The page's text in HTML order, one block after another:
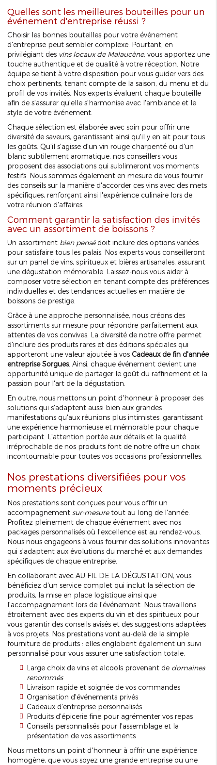
Quelles sont les meilleures bouteilles pour un
événement d'entreprise réussi ?
Choisir les bonnes bouteilles pour votre événement
d'entreprise peut sembler complexe. Pourtant, en
privilégiant des vins locaux de Malaucène, vous apportez une
touche authentique et de qualité à votre réception. Notre
équipe se tient à votre disposition pour vous guider vers des
choix pertinents, tenant compte de la saison, du menu et du
profil de vos invités. Nos experts évaluent chaque bouteille
afin de s'assurer qu'elle s'harmonise avec l'ambiance et le
style de votre événement.
Chaque sélection est élaborée avec soin pour offrir une
diversité de saveurs, garantissant ainsi qu'il y en ait pour tous
les goûts. Qu'il s'agisse d'un vin rouge charpenté ou d'un
blanc subtilement aromatique, nos conseillers vous
proposent des associations qui sublimeront vos moments
festifs. Nous sommes également en mesure de vous fournir
des conseils sur la manière d'accorder ces vins avec des mets
spécifiques, renforçant ainsi l'expérience culinaire lors de
votre réunion d'affaires.
Comment garantir la satisfaction des invités
avec un assortiment de boissons ?
Un assortiment bien pensédoit inclure des options variées
pour satisfaire tous les palais. Nos experts vous conseilleront
sur un panel de vins, spiritueux et bières artisanales, assurant
une dégustation mémorable. Laissez-nous vous aider à
composer votre sélection en tenant compte des préférences
individuelles et des tendances actuelles en matière de
boissons de prestige.
Grâce à une approche personnalisée, nous créons des
assortiments sur mesure pour répondre parfaitement aux
attentes de vos convives. La diversité de notre offre permet
d'inclure des produits rares et des éditions spéciales qui
apporteront une valeur ajoutée à vos Cadeaux de fin d'année
entreprise Sorgues. Ainsi, chaque événement devient une
opportunité unique de partager le goût du raffinement et la
passion pour l'art de la dégustation.
En outre, nous mettons un point d'honneur à proposer des
solutions qui s'adaptent aussi bien aux grandes
manifestations qu'aux réunions plus intimistes, garantissant
une expérience harmonieuse et mémorable pour chaque
participant. L'attention portée aux détails et la qualité
irréprochable de nos produits font de notre offre un choix
incontournable pour toutes vos occasions professionnelles.
Nos prestations diversifiées pour vos
moments précieux
Nos prestations sont conçues pour vous offrir un
accompagnement sur-mesuretout au long de l'année.
Profitez pleinement de chaque événement avec nos
packages personnalisés où l'excellence est au rendez-vous.
Nous nous engageons à vous fournir des solutions innovantes
qui s'adaptent aux évolutions du marché et aux demandes
spécifiques de chaque entreprise.
En collaborant avec AU FIL DE LA DÉGUSTATION, vous
bénéficiez d'un service complet qui inclut la sélection de
produits, la mise en place logistique ainsi que
l'accompagnement lors de l'événement. Nous travaillons
étroitement avec des experts du vin et des spiritueux pour
vous garantir des conseils avisés et des suggestions adaptées
à vos projets. Nos prestations vont au-delà de la simple
fourniture de produits : elles englobent également un suivi
personnalisé pour vous assurer une satisfaction totale.
Large choix de vins et alcools provenant de domaines
renommés
Livraison rapide et soignée de vos commandes
Organisation d'événements privés
Cadeaux d'entreprise personnalisés
Produits d'épicerie fine pour agrémenter vos repas
Conseils personnalisés pour l'assemblage et la
présentation de vos assortiments
Nous mettons un point d'honneur à offrir une expérience
homogène, que vous soyez une grande entreprise ou une